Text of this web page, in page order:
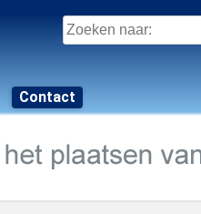
Zoeken
naar:
Contact